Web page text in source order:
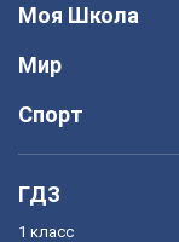
Моя Школа
Мир
Спорт
ГДЗ
1 класс